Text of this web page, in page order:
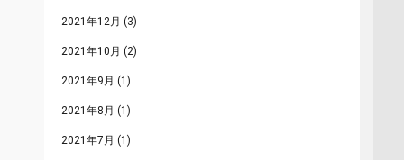
2021年12月 (3)
2021年10月 (2)
2021年9月 (1)
2021年8月 (1)
2021年7月 (1)